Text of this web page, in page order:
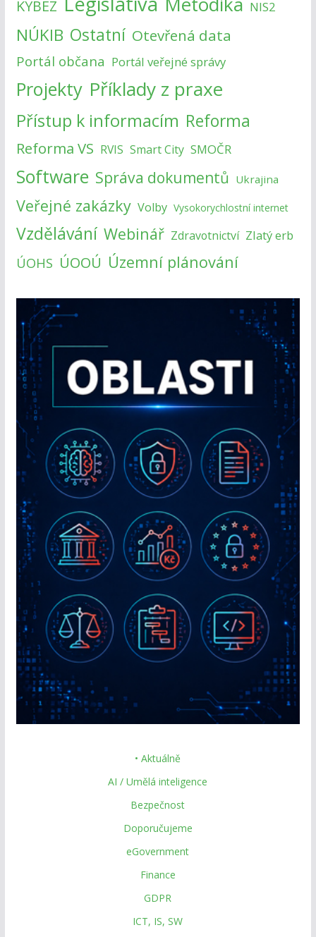
KYBEZ NIS2
NÚKIB Ostatní Otevřená data
Portál občana Portál veřejné správy
Projekty Příklady z praxe
Přístup k informacím Reforma
Reforma VS RVIS Smart City SMOČR
Software Správa dokumentů Ukrajina
Veřejné zakázky Volby Vysokorychlostní internet
Vzdělávání Webinář Zdravotnictví Zlatý erb
ÚOHS ÚOOÚ Územní plánování
• Aktuálně
AI / Umělá inteligence
Bezpečnost
Doporučujeme
eGovernment
Finance
GDPR
ICT, IS, SW